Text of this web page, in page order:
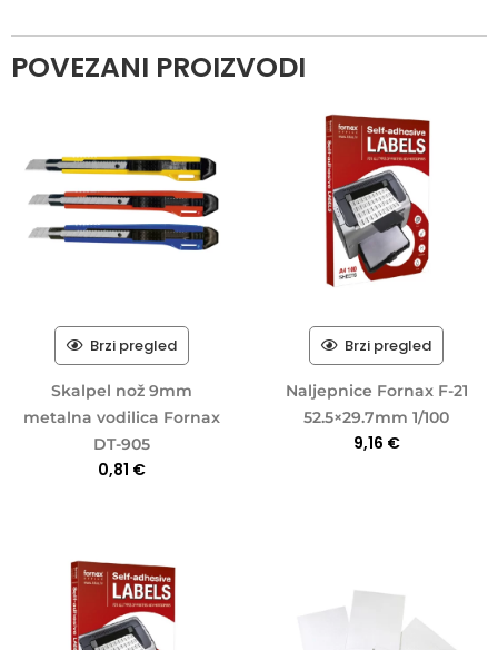
POVEZANI PROIZVODI
Brzi pregled
Skalpel nož 9mm
metalna vodilica Fornax
DT-905
0,81 €
Brzi pregled
Naljepnice Fornax F-21
52.5×29.7mm 1/100
9,16 €